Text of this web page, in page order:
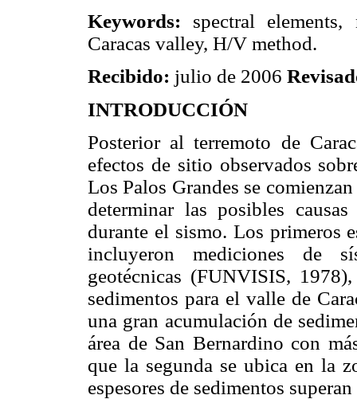
Keywords: spectral
Caracas valley, H/V method.
Recibido: julio de 2006
INTRODUCCIÓN
Posterior al terremoto de
efectos de sitio observados
Los Palos Grandes se
determinar las posibles
durante el sismo. Los primeros
incluyeron mediciones de
geotécnicas (FUNVISIS,
sedimentos para el valle de
una gran acumulación de
área de San Bernardino con
que la segunda se ubica en la
espesores de sedimentos